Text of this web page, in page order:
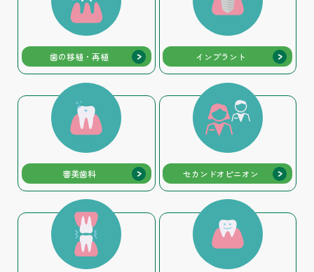
歯の移植・再植 インプラント
審美歯科 セカンドオピニオン